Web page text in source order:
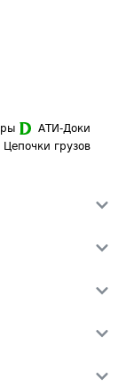
АТИ-Доки
Цепочки грузов